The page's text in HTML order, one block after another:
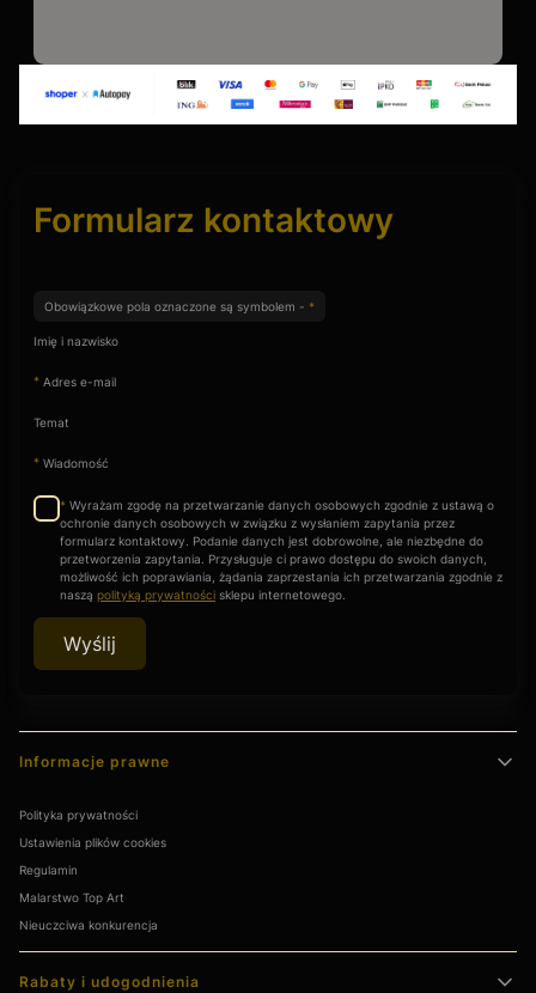
Formularz kontaktowy
Obowiązkowe pola oznaczone są symbolem - *
Imię i nazwisko
* Adres e-mail
Temat
* Wiadomość
* Wyrażam zgodę na przetwarzanie danych osobowych zgodnie z ustawą o
ochronie danych osobowych w związku z wysłaniem zapytania przez
formularz kontaktowy. Podanie danych jest dobrowolne, ale niezbędne do
przetworzenia zapytania. Przysługuje ci prawo dostępu do swoich danych,
możliwość ich poprawiania, żądania zaprzestania ich przetwarzania zgodnie z
naszą polityką prywatności sklepu internetowego.
Wyślij
Linki w stopce
Informacje prawne
Polityka prywatności
Ustawienia plików cookies
Regulamin
Malarstwo Top Art
Nieuczciwa konkurencja
Rabaty i udogodnienia